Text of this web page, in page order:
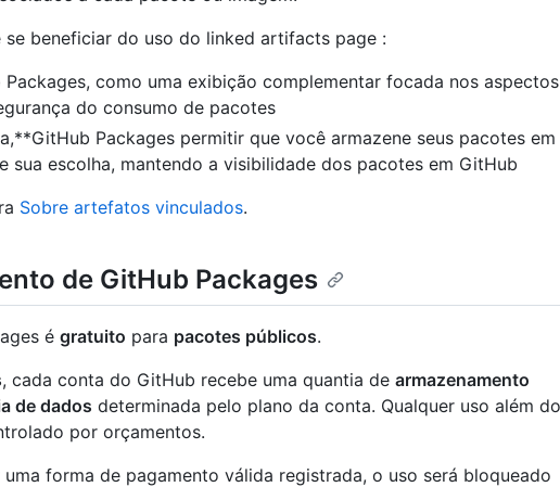
se beneficiar do uso do linked artifacts page :
Packages, como uma exibição complementar focada nos
do consumo de pacotes
Packages permitir que você armazene seus pacotes em
sua escolha, mantendo a visibilidade dos pacotes em GitHub
Sobre artefatos vinculados.
de GitHub Packages
é gratuito para pacotes públicos.
, cada conta do GitHub recebe uma quantia de armazenamento
de dados determinada pelo plano da conta. Qualquer uso além
por orçamentos.
forma de pagamento válida registrada, o uso será bloqueado